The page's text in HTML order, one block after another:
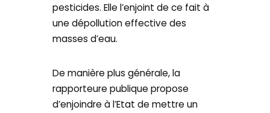
pesticides. Elle l’enjoint de ce fait à
une dépollution effective des
masses d’eau.
De manière plus générale, la
rapporteure publique propose
d’enjoindre à l’Etat de mettre un